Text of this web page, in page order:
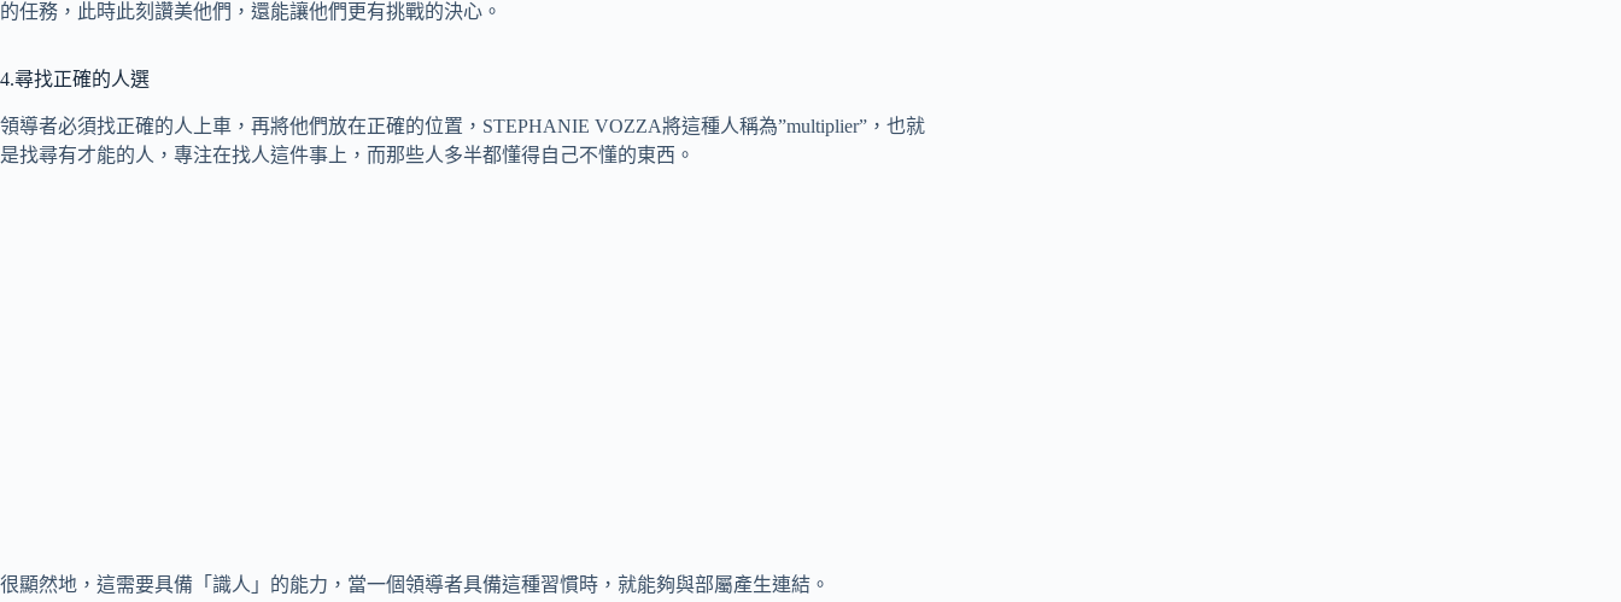
的任務，此時此刻讚美他們，還能讓他們更有挑戰的決心。
4.尋找正確的人選
領導者必須找正確的人上車，再將他們放在正確的位置，STEPHANIE VOZZA將這種人稱為”multiplier”，也就
是找尋有才能的人，專注在找人這件事上，而那些人多半都懂得自己不懂的東西。
很顯然地，這需要具備「識人」的能力，當一個領導者具備這種習慣時，就能夠與部屬產生連結。